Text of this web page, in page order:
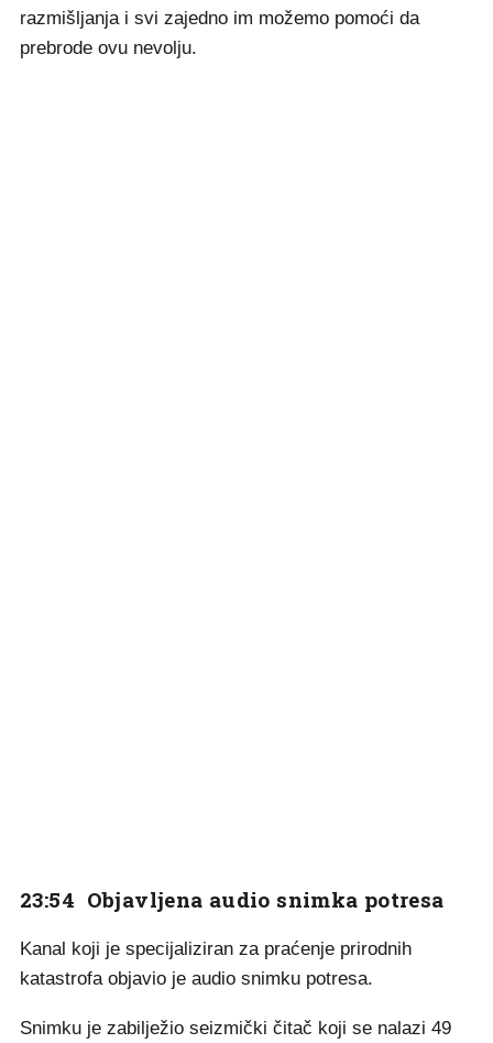
razmišljanja i svi zajedno im možemo pomoći da
prebrode ovu nevolju.
23:54 Objavljena audio snimka potresa
Kanal koji je specijaliziran za praćenje prirodnih
katastrofa objavio je audio snimku potresa.
Snimku je zabilježio seizmički čitač koji se nalazi 49